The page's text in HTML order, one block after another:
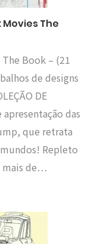
Movies The
Book – (21
de designs
DE
apresentação das
que retrata
Repleto
mais de…